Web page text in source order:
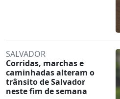
SALVADOR
Corridas, marchas e
caminhadas alteram o
trânsito de Salvador
neste fim de semana